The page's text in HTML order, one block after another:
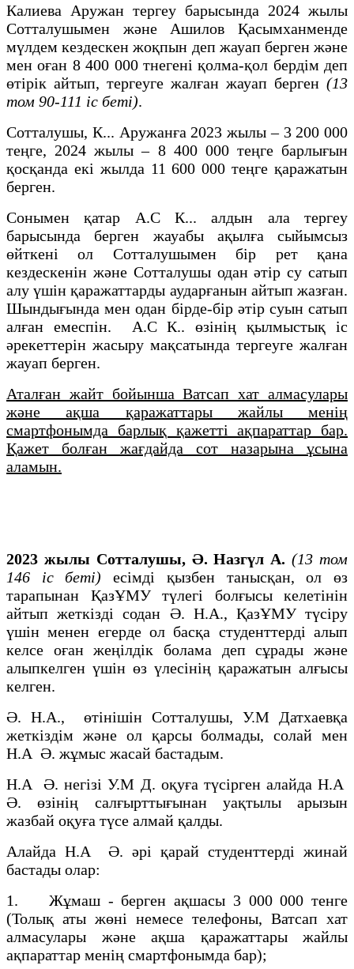
Калиева Аружан тергеу барысында 2024 жылы
Сотталушымен және Ашилов Қасымханменде
мүлдем кездескен жоқпын деп жауап берген және
мен оған 8 400 000 тнегені қолма-қол бердім деп
өтірік айтып, тергеуге жалған жауап берген (13
том 90-111 іс беті).
Сотталушы, К... Аружанға 2023 жылы – 3 200 000
теңге, 2024 жылы – 8 400 000 теңге барлығын
қосқанда екі жылда 11 600 000 теңге қаражатын
берген.
Сонымен қатар А.С К... алдын ала тергеу
барысында берген жауабы ақылға сыйымсыз
өйткені ол Сотталушымен бір рет қана
кездескенін және Сотталушы одан әтір су сатып
алу үшін қаражаттарды аударғанын айтып жазған.
Шындығында мен одан бірде-бір әтір суын сатып
алған емеспін. А.С К.. өзінің қылмыстық іс
әрекеттерін жасыру мақсатында тергеуге жалған
жауап берген.
Аталған жайт бойынша Ватсап хат алмасулары
және ақша қаражаттары жайлы менің
смартфонымда барлық қажетті ақпараттар бар.
Қажет болған жағдайда сот назарына ұсына
аламын.
2023 жылы Сотталушы, Ә. Назгүл А. (13 том
146 іс беті) есімді қызбен танысқан, ол өз
тарапынан ҚазҰМУ түлегі болғысы келетінін
айтып жеткізді содан Ә. Н.А., ҚазҰМУ түсіру
үшін менен егерде ол басқа студенттерді алып
келсе оған жеңілдік болама деп сұрады және
алыпкелген үшін өз үлесінің қаражатын алғысы
келген.
Ә. Н.А., өтінішін Сотталушы, У.М Датхаевқа
жеткіздім және ол қарсы болмады, солай мен
Н.А Ә. жұмыс жасай бастадым.
Н.А Ә. негізі У.М Д. оқуға түсірген алайда Н.А
Ә. өзінің салғырттығынан уақтылы арызын
жазбай оқуға түсе алмай қалды.
Алайда Н.А Ә. әрі қарай студенттерді жинай
бастады олар:
1. Жұмаш - берген ақшасы 3 000 000 тенге
(Толық аты жөні немесе телефоны, Ватсап хат
алмасулары және ақша қаражаттары жайлы
ақпараттар менің смартфонымда бар);